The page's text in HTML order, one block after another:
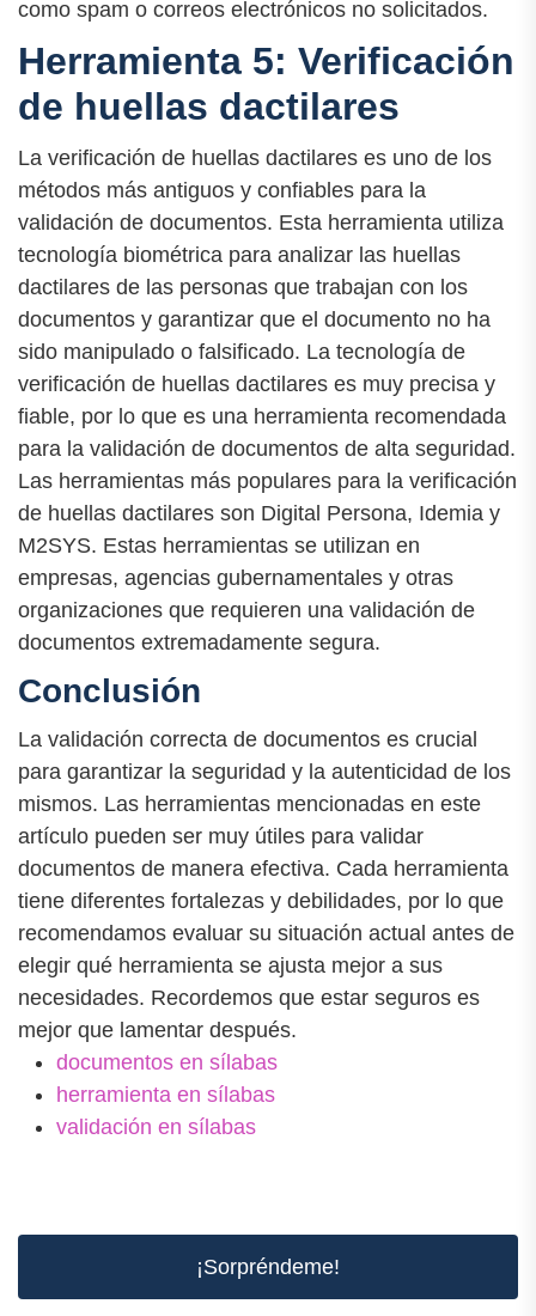
como spam o correos electrónicos no solicitados.
Herramienta 5: Verificación
de huellas dactilares
La verificación de huellas dactilares es uno de los
métodos más antiguos y confiables para la
validación de documentos. Esta herramienta utiliza
tecnología biométrica para analizar las huellas
dactilares de las personas que trabajan con los
documentos y garantizar que el documento no ha
sido manipulado o falsificado. La tecnología de
verificación de huellas dactilares es muy precisa y
fiable, por lo que es una herramienta recomendada
para la validación de documentos de alta seguridad.
Las herramientas más populares para la verificación
de huellas dactilares son Digital Persona, Idemia y
M2SYS. Estas herramientas se utilizan en
empresas, agencias gubernamentales y otras
organizaciones que requieren una validación de
documentos extremadamente segura.
Conclusión
La validación correcta de documentos es crucial
para garantizar la seguridad y la autenticidad de los
mismos. Las herramientas mencionadas en este
artículo pueden ser muy útiles para validar
documentos de manera efectiva. Cada herramienta
tiene diferentes fortalezas y debilidades, por lo que
recomendamos evaluar su situación actual antes de
elegir qué herramienta se ajusta mejor a sus
necesidades. Recordemos que estar seguros es
mejor que lamentar después.
documentos en sílabas
herramienta en sílabas
validación en sílabas
¡Sorpréndeme!